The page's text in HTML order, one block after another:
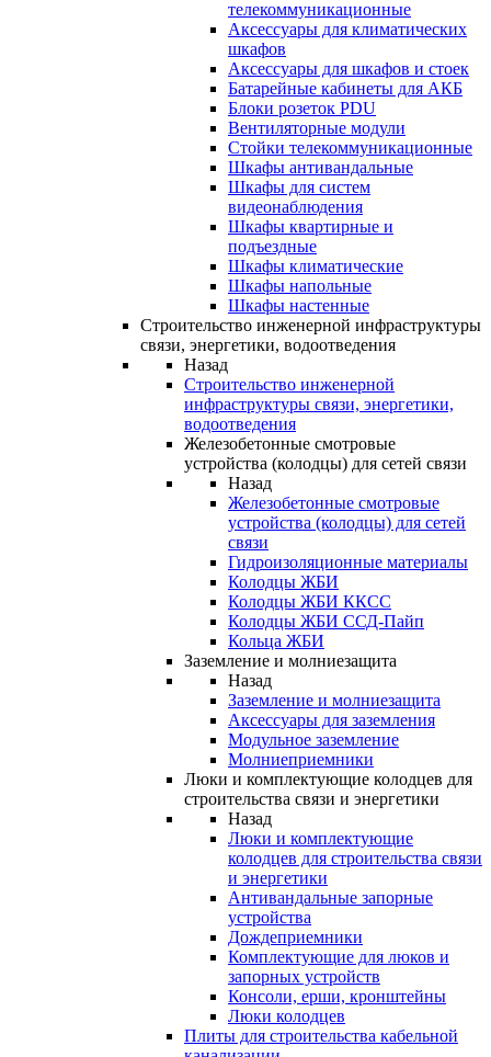
телекоммуникационные
Аксессуары для климатических
шкафов
Аксессуары для шкафов и стоек
Батарейные кабинеты для АКБ
Блоки розеток PDU
Вентиляторные модули
Стойки телекоммуникационные
Шкафы антивандальные
Шкафы для систем
видеонаблюдения
Шкафы квартирные и
подъездные
Шкафы климатические
Шкафы напольные
Шкафы настенные
Строительство инженерной инфраструктуры
связи, энергетики, водоотведения
Назад
Строительство инженерной
инфраструктуры связи, энергетики,
водоотведения
Железобетонные смотровые
устройства (колодцы) для сетей связи
Назад
Железобетонные смотровые
устройства (колодцы) для сетей
связи
Гидроизоляционные материалы
Колодцы ЖБИ
Колодцы ЖБИ ККСС
Колодцы ЖБИ ССД-Пайп
Кольца ЖБИ
Заземление и молниезащита
Назад
Заземление и молниезащита
Аксессуары для заземления
Модульное заземление
Молниеприемники
Люки и комплектующие колодцев для
строительства связи и энергетики
Назад
Люки и комплектующие
колодцев для строительства связи
и энергетики
Антивандальные запорные
устройства
Дождеприемники
Комплектующие для люков и
запорных устройств
Консоли, ерши, кронштейны
Люки колодцев
Плиты для строительства кабельной